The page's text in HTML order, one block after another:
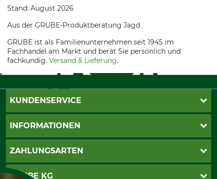
Stand: August 2026
Aus der GRUBE-Produktberatung Jagd
GRUBE ist als Familienunternehmen seit 1945 im
Fachhandel am Markt und berät Sie persönlich und
fachkundig. Versand & Lieferung.
KUNDENSERVICE
Live-Shopping
Gewährleistung/Kostenvoranschlag
INFORMATIONEN
AGB
Datenschutz
ZAHLUNGSARTEN
PayPal
GRUBE KG